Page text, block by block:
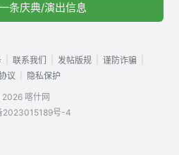
条庆典/演出信息
联系我们 发帖版规 谨防诈骗
议
隐私保护
喀什网
2023015189号-4